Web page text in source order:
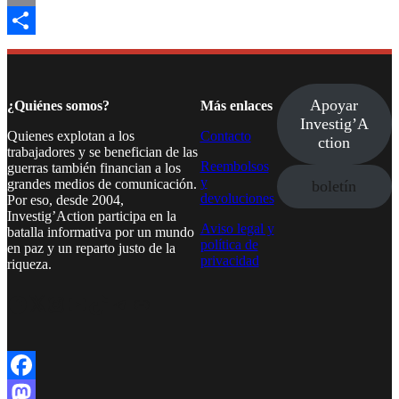
Email
Compartir
¿Quiénes somos?
Quienes explotan a los
trabajadores y se benefician de las
guerras también financian a los
grandes medios de comunicación.
Por eso, desde 2004,
Investig’Action participa en la
batalla informativa por un mundo
en paz y un reparto justo de la
riqueza.
Más enlaces
Contacto
Reembolsos
y
devoluciones
Aviso legal y
política de
privacidad
Apoyar
Investig’A
ction
boletín
Facebook